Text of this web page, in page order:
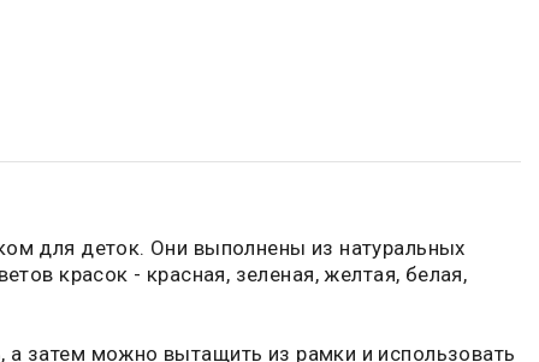
для деток. Они выполнены из натуральных
красок - красная, зеленая, желтая, белая,
затем можно вытащить из рамки и использовать